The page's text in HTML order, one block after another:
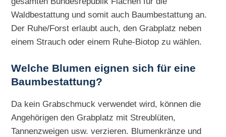
Waldbestattung und somit auch Baumbestattung an.
Der Ruhe/Forst erlaubt auch, den Grabplatz neben
einem Strauch oder einem Ruhe-Biotop zu wählen.
Welche Blumen eignen sich für eine
Baumbestattung?
Da kein Grabschmuck verwendet wird, können die
Angehörigen den Grabplatz mit Streublüten,
Tannenzweigen usw. verzieren. Blumenkränze und